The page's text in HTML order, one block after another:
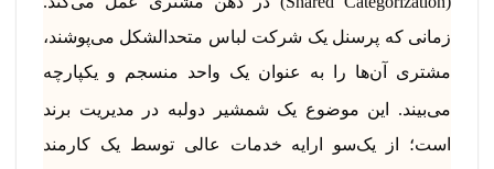
زمانی که پرسنل یک شرکت لباس متحدالشکل می‌پوشند،
مشتری آن‌ها را به عنوان یک واحد منسجم و یکپارچه
می‌بیند. این موضوع یک شمشیر دولبه در مدیریت برند
است؛ از یک‌سو ارایه خدمات عالی توسط یک کارمند